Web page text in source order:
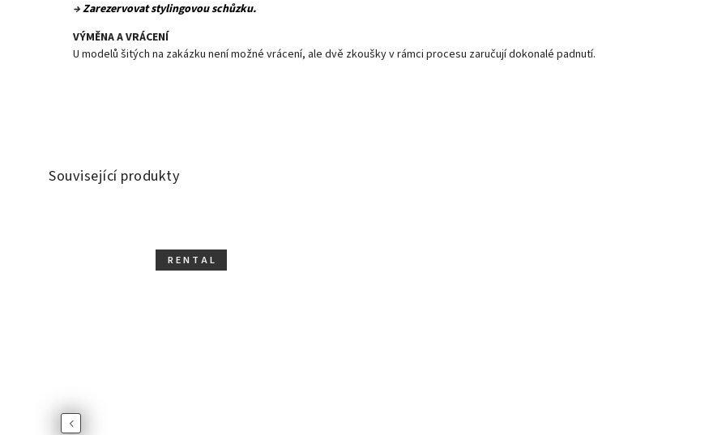
→Zarezervovat stylingovou schůzku.
VÝMĚNA A VRÁCENÍ
U modelů šitých na zakázku není možné vrácení, ale dvě zkoušky v rámci procesu zaručují dokonalé padnutí.
Související produkty
Previous
R E N T A L